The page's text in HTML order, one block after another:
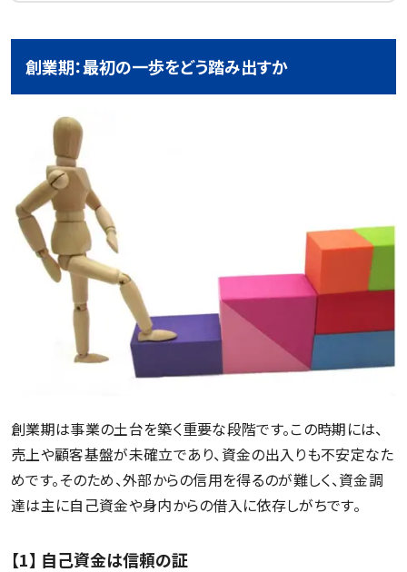
創業期：最初の一歩をどう踏み出すか
創業期は事業の土台を築く重要な段階です。この時期には、
売上や顧客基盤が未確立であり、資金の出入りも不安定なた
めです。そのため、外部からの信用を得るのが難しく、資金調
達は主に自己資金や身内からの借入に依存しがちです。
【1】 自己資金は信頼の証